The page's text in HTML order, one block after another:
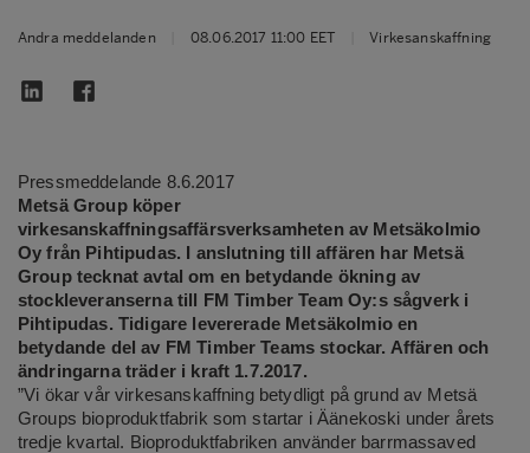
Andra meddelanden 08.06.2017 11:00 EET Virkesanskaffning
Pressmeddelande 8.6.2017
Metsä Group köper
virkesanskaffningsaffärsverksamheten av Metsäkolmio
Oy från Pihtipudas. I anslutning till affären har Metsä
Group tecknat avtal om en betydande ökning av
stockleveranserna till FM Timber Team Oy:s sågverk i
Pihtipudas. Tidigare levererade Metsäkolmio en
betydande del av FM Timber Teams stockar. Affären och
ändringarna träder i kraft 1.7.2017.
”Vi ökar vår virkesanskaffning betydligt på grund av Metsä
Groups bioproduktfabrik som startar i Äänekoski under årets
tredje kvartal. Bioproduktfabriken använder barrmassaved